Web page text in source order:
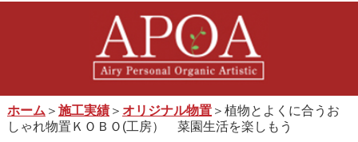
ホーム ＞ 施工実績＞ オリジナル物置＞植物とよくに合うお
しゃれ物置ＫＯＢＯ(工房） 菜園生活を楽しもう